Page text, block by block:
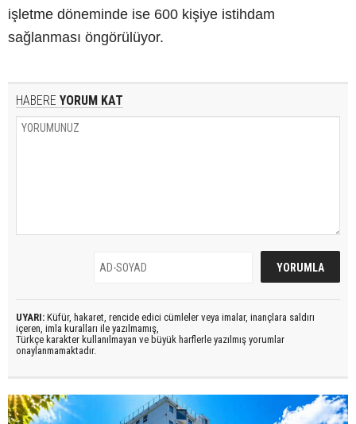
işletme döneminde ise 600 kişiye istihdam
sağlanması öngörülüyor.
HABERE YORUM KAT
UYARI: Küfür, hakaret, rencide edici cümleler veya imalar, inançlara saldırı
içeren, imla kuralları ile yazılmamış,
Türkçe karakter kullanılmayan ve büyük harflerle yazılmış yorumlar
onaylanmamaktadır.